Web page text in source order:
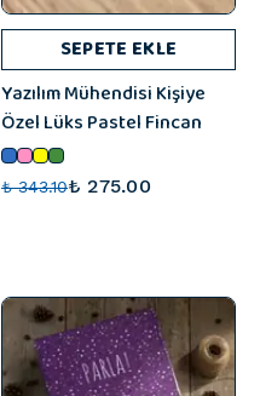
SEPETE EKLE
Yazılım Mühendisi Kişiye
Özel Lüks Pastel Fincan
₺ 343.10₺ 275.00